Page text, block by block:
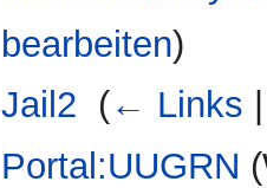
bearbeiten)
Jail2 (← Links
Portal:UUGRN